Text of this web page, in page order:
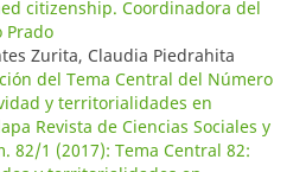
citizenship. Coordinadora del
Prado
Zurita, Claudia Piedrahita
del Tema Central del Número
y territorialidades en
Revista de Ciencias Sociales y
82/1 (2017): Tema Central 82: